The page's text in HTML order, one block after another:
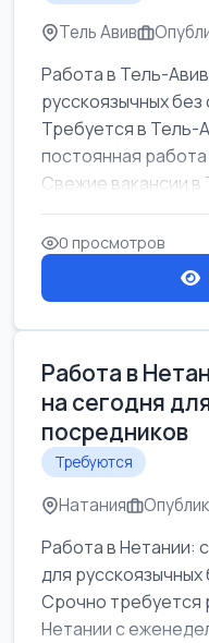
Тель Авив
Работа в Тель-
русскоязычных
Требуется в Тель-
постоянная
Свежие вакансии
женщин от хозя...
0 просмотров
Работа в
на сегодня
посредников
Требуются
Натания
Работа в Нетании:
для
Срочно требуется
Нетании с